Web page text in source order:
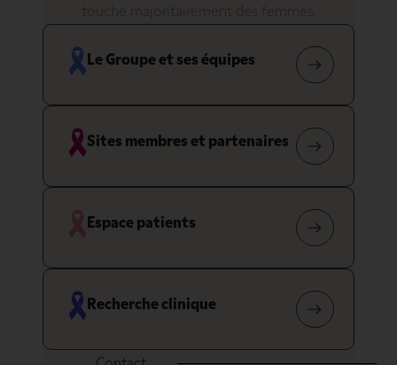
touche majoritairement des femmes.
Le Groupe et ses équipes
Sites membres et partenaires
Espace patients
Recherche clinique